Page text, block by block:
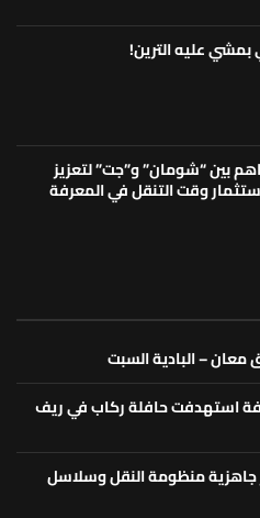
بمشي عليه الترين!
بين “شومان” و”جت” لتعزيز
وقت التنقل في المعرفة
معان – البادية السبت
استهدفت حافلة ركاب في ريف
جاهزية منظومة النقل وسلاسل